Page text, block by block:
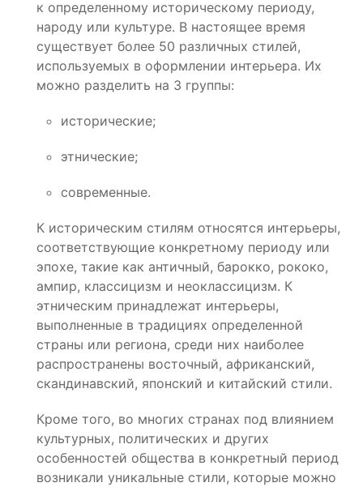
к определенному историческому периоду,
народу или культуре. В настоящее время
существует более 50 различных стилей,
используемых в оформлении интерьера. Их
можно разделить на 3 группы:
исторические;
этнические;
современные.
К историческим стилям относятся интерьеры,
соответствующие конкретному периоду или
эпохе, такие как античный, барокко, рококо,
ампир, классицизм и неоклассицизм. К
этническим принадлежат интерьеры,
выполненные в традициях определенной
страны или региона, среди них наиболее
распространены восточный, африканский,
скандинавский, японский и китайский стили.
Кроме того, во многих странах под влиянием
культурных, политических и других
особенностей общества в конкретный период
возникали уникальные стили, которые можно